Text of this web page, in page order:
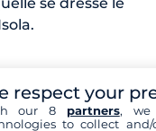
respect your
our 8 partners, we
to collect